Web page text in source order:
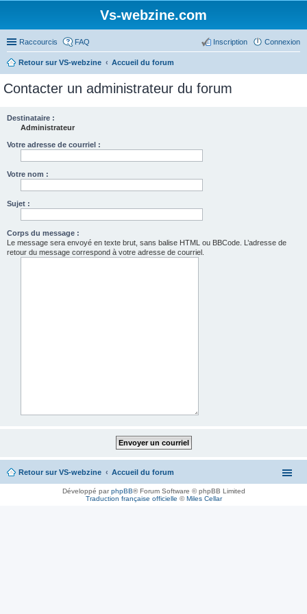
Vs-webzine.com
Raccourcis FAQ Connexion
Inscription
Retour sur VS-webzine Accueil du forum
Contacter un administrateur du forum
Destinataire :
Administrateur
Votre adresse de courriel :
Votre nom :
Sujet :
Corps du message :
Le message sera envoyé en texte brut, sans balise HTML ou BBCode. L’adresse de
retour du message correspond à votre adresse de courriel.
Retour sur VS-webzine Accueil du forum
Développé parphpBB® Forum Software © phpBB Limited
Traduction française officielle ©Miles Cellar